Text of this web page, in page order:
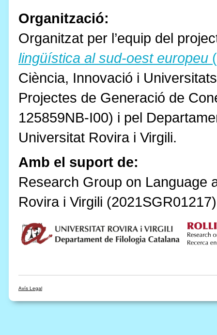
Organització:
Organitzat per l’equip del
lingüística al sud-oest europeu
Ciència, Innovació i
Projectes de Generació de
125859NB-I00) i pel
Universitat Rovira i Virgili.
Amb el suport de:
Research Group on Language
Rovira i Virgili
Avís Legal